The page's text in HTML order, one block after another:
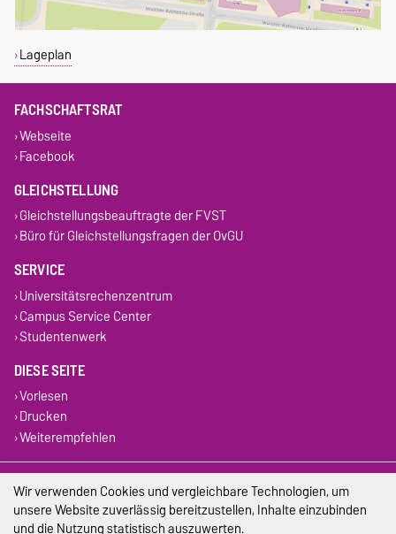
Lageplan
FACHSCHAFTSRAT
Webseite
Facebook
GLEICHSTELLUNG
Gleichstellungsbeauftragte der FVST
Büro für Gleichstellungsfragen der OvGU
SERVICE
Universitätsrechenzentrum
Campus Service Center
Studentenwerk
DIESE SEITE
Vorlesen
Drucken
Weiterempfehlen
Impressum
Datenschutz
Wir verwenden Cookies und vergleichbare Technologien, um
unsere Website zuverlässig bereitzustellen, Inhalte einzubinden
und die Nutzung statistisch auszuwerten.